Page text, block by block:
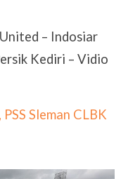
– Indosiar
Kediri – Vidio
Sleman CLBK